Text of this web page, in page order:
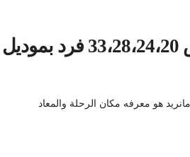
ايجار اتوبيسات وباصات الي شرم الشيخ باص 33،28،24،20 فرد بموديل
هو معرفه مكان الرحلة والمعاد